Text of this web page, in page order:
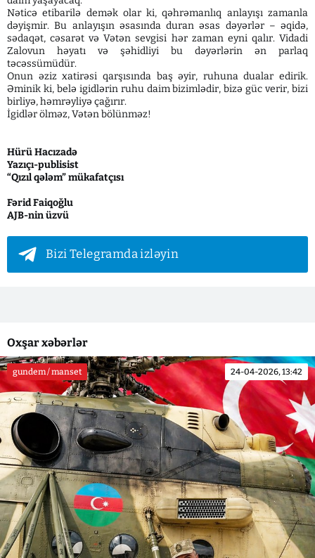
Nəticə etibarilə demək olar ki, qəhrəmanlıq anlayışı zamanla
dəyişmir. Bu anlayışın əsasında duran əsas dəyərlər – əqidə,
sədaqət, cəsarət və Vətən sevgisi hər zaman eyni qalır. Vidadi
Zalovun həyatı və şəhidliyi bu dəyərlərin ən parlaq
təcəssümüdür.
Onun əziz xatirəsi qarşısında baş əyir, ruhuna dualar edirik.
Əminik ki, belə igidlərin ruhu daim bizimlədir, bizə güc verir, bizi
birliyə, həmrəyliyə çağırır.
İgidlər ölməz, Vətən bölünməz!
Hürü Hacızadə
Yazıçı-publisist
“Qızıl qələm” mükafatçısı
Fərid Faiqoğlu
AJB-nin üzvü
Bizi Telegramda izləyin
Oxşar xəbərlər
gundem / manset 24-04-2026, 13:42